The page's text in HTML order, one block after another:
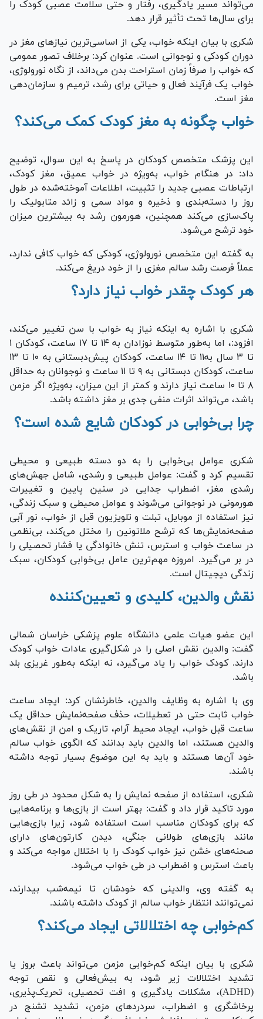
می‌تواند مسیر یادگیری، رفتار و حتی سلامت عصبی کودک را
برای سال‌ها تحت تأثیر قرار دهد.
شکری با بیان اینکه خواب، یکی از اساسی‌ترین نیاز‌های مغز در
دوران کودکی و نوجوانی است. عنوان کرد: برخلاف تصور عمومی
که خواب را صرفاً زمان استراحت بدن می‌داند، از نگاه نورولوژی،
خواب یک فرآیند فعال و حیاتی برای رشد، ترمیم و سازمان‌دهی
مغز است.
خواب چگونه به مغز کودک کمک می‌کند؟
این پزشک متخصص کودکان در پاسخ به این سوال، توضیح
داد: در هنگام خواب، به‌ویژه در خواب عمیق، مغز کودک،
ارتباطات عصبی جدید را تثبیت، اطلاعات آموخته‌شده در طول
روز را دسته‌بندی و ذخیره و مواد سمی و زائد متابولیک را
پاک‌سازی می‌کند همچنین، هورمون رشد به بیشترین میزان
خود ترشح می‌شود.
به گفته این متخصص نورولوژی، کودکی که خواب کافی ندارد،
عملاً فرصت رشد سالم مغزی را از خود دریغ می‌کند.
هر کودک چقدر خواب نیاز دارد؟
شکری با اشاره به اینکه نیاز به خواب با سن تغییر می‌کند،
افزود:، اما به‌طور متوسط نوزادان به ۱۴ تا ۱۷ ساعت، کودکان ۱
تا ۳ سال به۱۱ تا ۱۴ ساعت، کودکان پیش‌دبستانی به ۱۰ تا ۱۳
ساعت، کودکان دبستانی به ۹ تا ۱۱ ساعت و نوجوانان به حداقل
۸ تا ۱۰ ساعت نیاز دارند و کمتر از این میزان، به‌ویژه اگر مزمن
باشد، می‌تواند اثرات منفی جدی بر مغز داشته باشد.
چرا بی‌خوابی در کودکان شایع شده است؟
شکری عوامل بی‌خوابی را به دو دسته طبیعی و محیطی
تقسیم کرد و گفت: عوامل طبیعی و رشدی، شامل جهش‌های
رشدی مغز، اضطراب جدایی در سنین پایین و تغییرات
هورمونی در نوجوانی می‌شوند و عوامل محیطی و سبک زندگی،
نیز استفاده از موبایل، تبلت و تلویزیون قبل از خواب، نور آبی
صفحه‌نمایش‌ها که ترشح ملاتونین را مختل می‌کند، بی‌نظمی
در ساعت خواب و استرس، تنش خانوادگی یا فشار تحصیلی را
در بر می‌گیرد. امروزه مهم‌ترین عامل بی‌خوابی کودکان، سبک
زندگی دیجیتال است.
نقش والدین، کلیدی و تعیین‌کننده
این عضو هیات علمی دانشگاه علوم پزشکی خراسان شمالی
گفت: والدین نقش اصلی را در شکل‌گیری عادات خواب کودک
دارند. کودک خواب را یاد می‌گیرد، نه اینکه به‌طور غریزی بلد
باشد.
وی با اشاره به وظایف والدین، خاطرنشان کرد: ایجاد ساعت
خواب ثابت حتی در تعطیلات، حذف صفحه‌نمایش حداقل یک
ساعت قبل خواب، ایجاد محیط آرام، تاریک و امن از نقش‌های
والدین هستند، اما والدین باید بدانند که الگوی خواب سالم
خود آن‌ها هستند و باید به این موضوع بسیار توجه داشته
باشند.
شکری، استفاده از صفحه نمایش را به شکل محدود در طی روز
مورد تاکید قرار داد و گفت: بهتر است از بازی‌ها و برنامه‌هایی
که برای کودکان مناسب است استفاده شود، زیرا بازی‌هایی
مانند بازی‌های طولانی جنگی، دیدن کارتون‌های دارای
صحنه‌های خشن نیز خواب کودک را با اختلال مواجه می‌کند و
باعث استرس و اضطراب در طی خواب می‌شود.
به گفته وی، والدینی که خودشان تا نیمه‌شب بیدارند،
نمی‌توانند انتظار خواب سالم از کودک داشته باشند.
کم‌خوابی چه اختلالاتی ایجاد می‌کند؟
شکری با بیان اینکه کم‌خوابی مزمن می‌تواند باعث بروز یا
تشدید اختلالات زیر شود، به بیش‌فعالی و نقص توجه
(ADHD)، مشکلات یادگیری و افت تحصیلی، تحریک‌پذیری،
پرخاشگری و اضطراب، سردرد‌های مزمن، تشدید تشنج در